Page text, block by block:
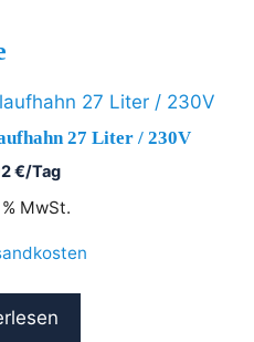
27 Liter / 230V
€/Tag
MwSt.